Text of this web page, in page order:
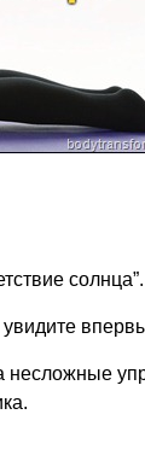
солнца”.
несложные